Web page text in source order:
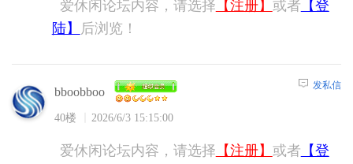
爱休闲论坛内容，请选择 【注册】 或者 【登
陆】
后浏览！
bboobboo
40楼 2026/6/3 15:15:00
发私信
爱休闲论坛内容，请选择 【注册】 或者 【登